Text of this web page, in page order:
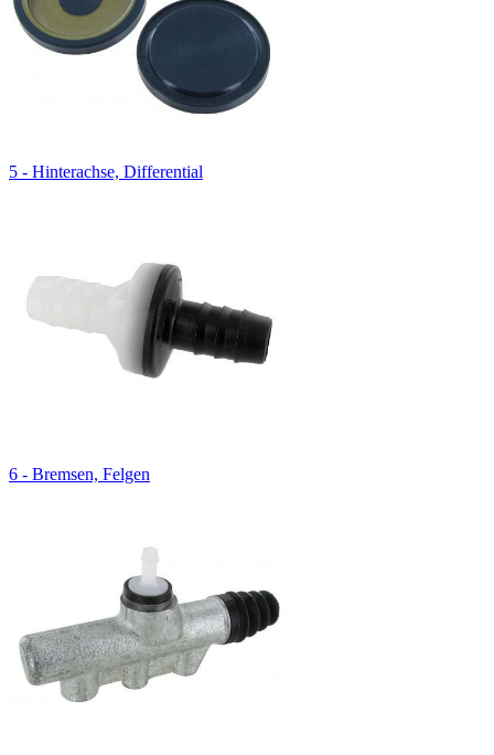
5 - Hinterachse, Differential
6 - Bremsen, Felgen